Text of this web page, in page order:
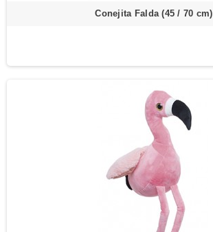
Conejita Falda (45 / 70 cm)